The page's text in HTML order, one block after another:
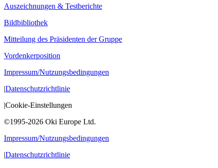
Auszeichnungen & Testberichte
Bildbibliothek
Mitteilung des Präsidenten der Gruppe
Vordenkerposition
Impressum/Nutzungsbedingungen
|Datenschutzrichtlinie
|Cookie-Einstellungen
©1995-2026 Oki Europe Ltd.
Impressum/Nutzungsbedingungen
|Datenschutzrichtlinie